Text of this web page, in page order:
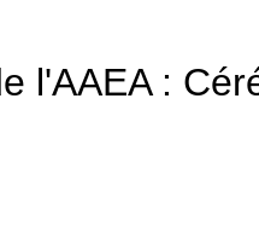
l'AAEA :